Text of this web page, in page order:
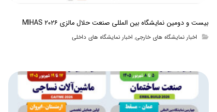
بیست و دومین نمایشگاه بین المللی صنعت حلال مالزی MIHAS ۲۰۲۶
اخبار نمایشگاه های خارجی, اخبار نمایشگاه های داخلی